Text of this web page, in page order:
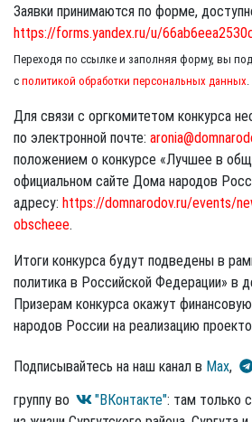
Заявки принимаются по форме,
https://forms.yandex.ru/u/
Переходя по ссылке и заполняя форму, вы
с политикой обработки персональных данных.
Для связи с оргкомитетом конкурса
по электронной почте:
положением о конкурсе «Лучшее в
официальном сайте Дома народов
адресу: https://domnarodov.ru/events/
obscheee.
Итоги конкурса будут подведены в
политика в Российской Федерации» в
Призерам конкурса окажут
народов России на реализацию
Подписывайтесь на наш канал в Max,
группу во
"ВКонтакте": там только